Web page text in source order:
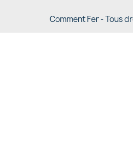
Comment Fer - Tous